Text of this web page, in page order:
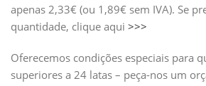
apenas 2,33€ (ou 1,89€ sem IVA). Se
quantidade, clique aqui>>>
Oferecemos condições especiais para
superiores a 24 latas – peça-nos um